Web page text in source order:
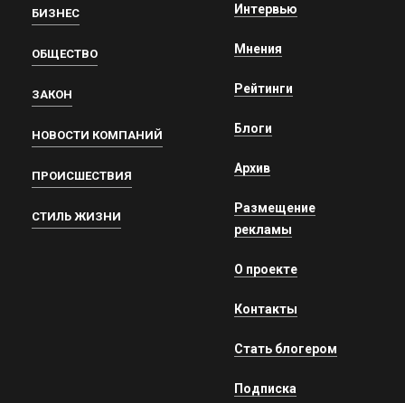
БИЗНЕС
ОБЩЕСТВО
ЗАКОН
НОВОСТИ КОМПАНИЙ
ПРОИСШЕСТВИЯ
СТИЛЬ ЖИЗНИ
Интервью
Мнения
Рейтинги
Блоги
Архив
Размещение
рекламы
О проекте
Контакты
Стать блогером
Подписка